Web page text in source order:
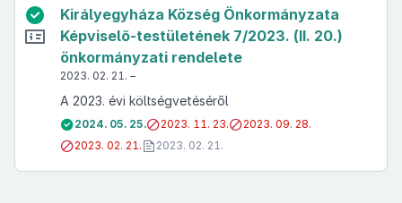
Királyegyháza Község Önkormányzata
Képviselő-testületének 7/2023. (II. 20.)
önkormányzati rendelete
2023. 02. 21. –
A 2023. évi költségvetéséről
2024. 05. 25. 2023. 11. 23.
2023. 09. 28.
2023. 02. 21.
2023. 02. 21.